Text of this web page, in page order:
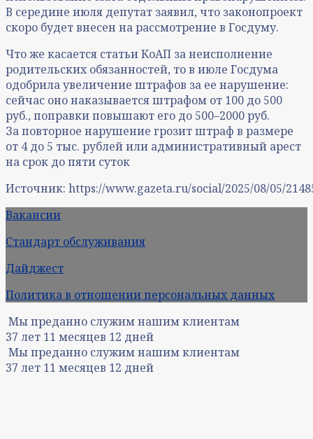
В середине июля депутат заявил, что законопроект
скоро будет внесен на рассмотрение в Госдуму.
Что же касается статьи КоАП за неисполнение
родительских обязанностей, то в июле Госдума
одобрила увеличение штрафов за ее нарушение:
сейчас оно наказывается штрафом от 100 до 500
руб., поправки повышают его до 500–2000 руб.
За повторное нарушение грозит штраф в размере
от 4 до 5 тыс. рублей или административный арест
на срок до пяти суток
Источник: https://www.gazeta.ru/social/2025/08/05/
Вакансии
Стандарт обслуживания
Дайджест
Политика в отношении персональных данных
Мы преданно служим нашим клиентам
37 лет 11 месяцев 12 дней
Мы преданно служим нашим клиентам
37 лет 11 месяцев 12 дней